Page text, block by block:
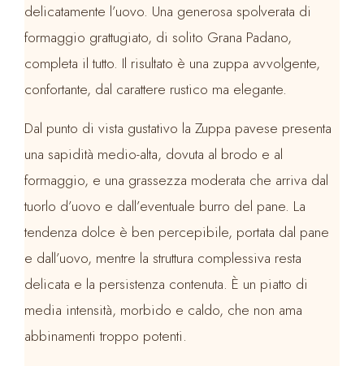
delicatamente l’uovo. Una generosa spolverata di
formaggio grattugiato, di solito Grana Padano,
completa il tutto. Il risultato è una zuppa avvolgente,
confortante, dal carattere rustico ma elegante.
Dal punto di vista gustativo la Zuppa pavese presenta
una sapidità medio-alta, dovuta al brodo e al
formaggio, e una grassezza moderata che arriva dal
tuorlo d’uovo e dall’eventuale burro del pane. La
tendenza dolce è ben percepibile, portata dal pane
e dall’uovo, mentre la struttura complessiva resta
delicata e la persistenza contenuta. È un piatto di
media intensità, morbido e caldo, che non ama
abbinamenti troppo potenti.